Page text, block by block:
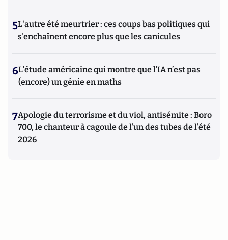
5L'autre été meurtrier : ces coups bas politiques qui
s'enchaînent encore plus que les canicules
6L’étude américaine qui montre que l’IA n’est pas
(encore) un génie en maths
7Apologie du terrorisme et du viol, antisémite : Boro
700, le chanteur à cagoule de l’un des tubes de l’été
2026